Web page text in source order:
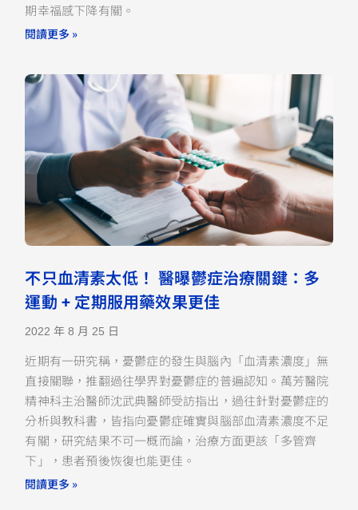
期幸福感下降有關。
閱讀更多 »
不只血清素太低！ 醫曝鬱症治療關鍵：多
運動 + 定期服用藥效果更佳
2022 年 8 月 25 日
近期有一研究稱，憂鬱症的發生與腦內「血清素濃度」無
直接關聯，推翻過往學界對憂鬱症的普遍認知。萬芳醫院
精神科主治醫師沈武典醫師受訪指出，過往針對憂鬱症的
分析與教科書，皆指向憂鬱症確實與腦部血清素濃度不足
有關，研究結果不可一概而論，治療方面更該「多管齊
下」，患者預後恢復也能更佳。
閱讀更多 »